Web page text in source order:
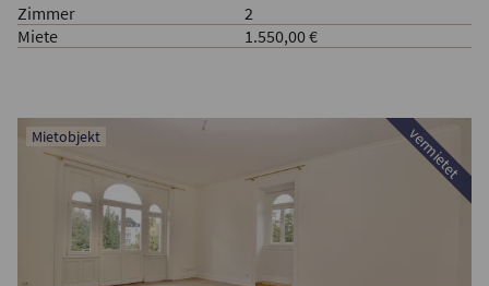
Zimmer
2
Miete
1.550,00 €
Mietobjekt vermietet